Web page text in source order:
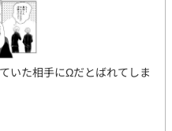
いた相手にΩだとばれてしま